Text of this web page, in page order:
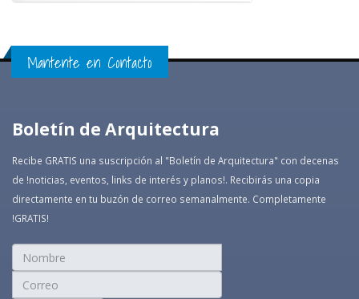
Mantente en Contacto
Boletín de Arquitectura
Recibe GRATIS una suscripción al "Boletín de Arquitectura" con decenas
de !noticias, eventos, links de interés y planos!. Recibirás una copia
directamente en tu buzón de correo semanalmente. Completamente
!GRATIS!